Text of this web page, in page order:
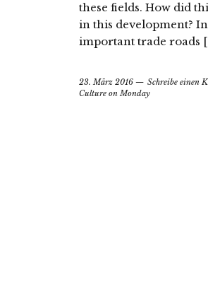
these fields. How did
in this development?
important trade roads
23. März 2016
Schreibe einen
Culture on Monday